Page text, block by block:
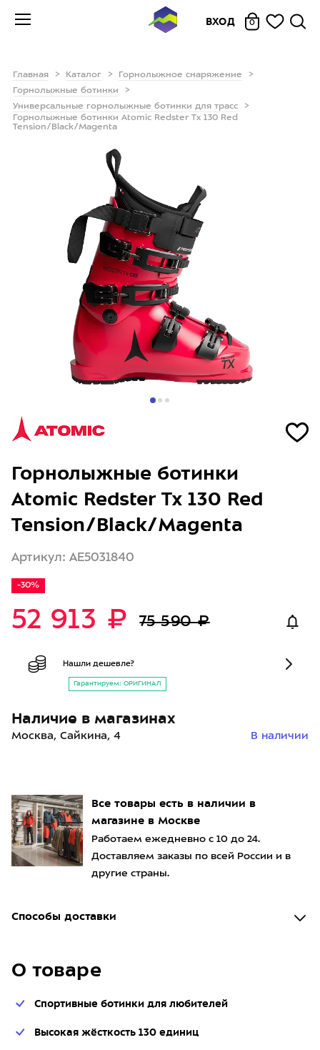
ВХОД 0
Главная Каталог
Горнолыжное снаряжение
Горнолыжные ботинки
Универсальные горнолыжные ботинки для трасс
Горнолыжные ботинки Atomic Redster Tx 130 Red
Tension/Black/Magenta
Все товары есть в наличии в
магазине в Москве
Работаем ежедневно с 10 до 24.
Доставляем заказы по всей России и в
другие страны.
Способы доставки
О товаре
Спортивные ботинки для любителей
Высокая жёсткость 130 единиц
Горнолыжные ботинки
Atomic Redster Tx 130 Red
Tension/Black/Magenta
Артикул: AE5031840
-30%
52 913 ₽ 75 590 ₽
Нашли дешевле?
Гарантируем: ОРИГИНАЛ
Наличие в магазинах
Москва, Сайкина, 4 В наличии